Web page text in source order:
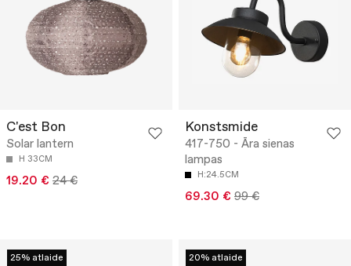
C'est Bon
Solar lantern
H 33CM
19.20 € 24 €
Konstsmide
417-750 - Āra sienas
lampas
H:24.5CM
69.30 € 99 €
25% atlaide 20% atlaide